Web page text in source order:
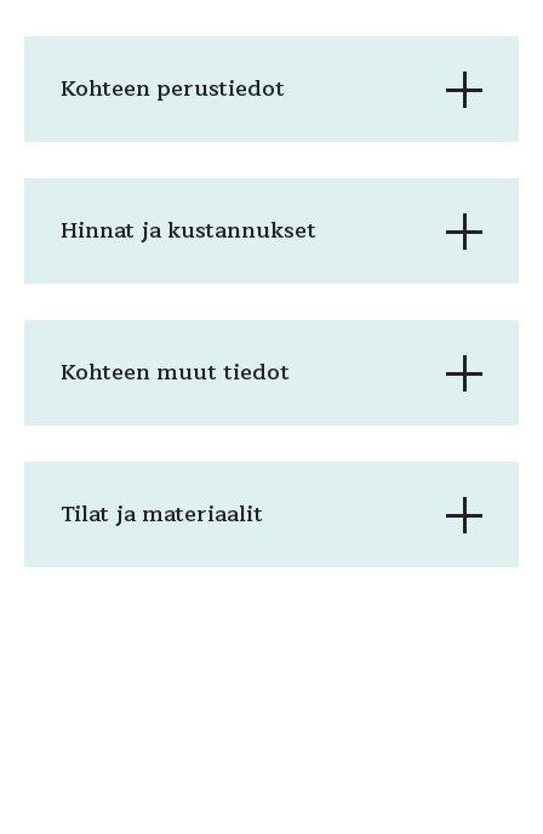
Kohteen perustiedot
Hinnat ja kustannukset
Kohteen muut tiedot
Tilat ja materiaalit